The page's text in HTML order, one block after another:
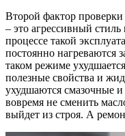
Второй фактор проверки
– это агрессивный
процессе такой
постоянно нагреваются
таком режиме
полезные свойства и
ухудшаются смазочные
вовремя не сменить
выйдет из строя. А